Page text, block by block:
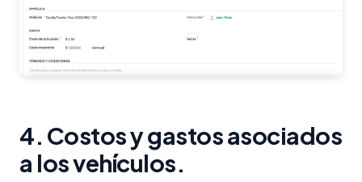
4. Costos y gastos asociados
a los vehículos.